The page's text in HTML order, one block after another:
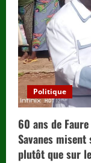
Politique
60 ans de
Savanes
plutôt que sur